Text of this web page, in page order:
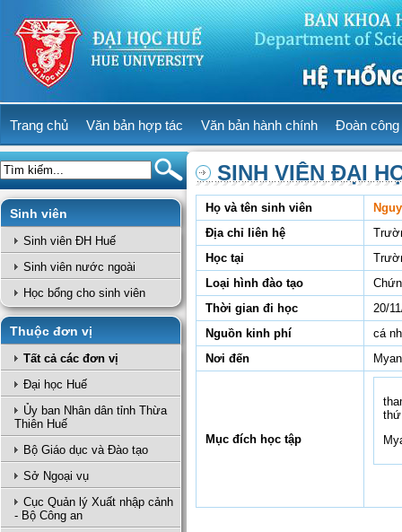
Trang chủ Văn bản hợp tác Văn bản hành chính Đoàn công
Sinh viên
Sinh viên ĐH Huế
Sinh viên nước ngoài
Học bổng cho sinh viên
Thuộc đơn vị
Tất cả các đơn vị
Đại học Huế
Ủy ban Nhân dân tỉnh Thừa
Thiên Huế
Bộ Giáo dục và Đào tạo
Sở Ngoại vụ
Cục Quản lý Xuất nhập cảnh
- Bộ Công an
SINH VIÊN ĐẠI
Họ và tên sinh viên
Địa chỉ liên hệ
Học tại
Loại hình đào tạo
Thời gian đi học
20/
Nguồn kinh phí
cá
Nơi đến
Mục đích học tập